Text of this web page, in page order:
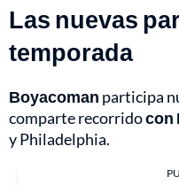
Las nuevas
temporada
Boyacoman participa
comparte recorridocon
y Philadelphia.